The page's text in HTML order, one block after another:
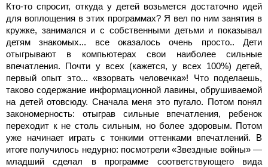
Кто-то спросит, откуда у детей возьмется достаточно идей
для воплощения в этих программах? Я вел по ним занятия в
кружке, занимался и с собственными детьми и показывал
детям знакомых... все оказалось очень просто.. Дети
отыгрывают в компьютерах свои наиболее сильные
впечатления. Почти у всех (кажется, у всех 100%) детей,
первый опыт это... «взорвать человечка»! Что поделаешь,
таково содержание информационной лавины, обрушиваемой
на детей отовсюду. Сначала меня это пугало. Потом понял
закономерность: отыграв сильные впечатления, ребенок
переходит к не столь сильным, но более здоровым. Потом
уже начинает играть с тонкими оттенками впечатлений. В
итоге получилось недурно: посмотрели «Звездные войны» —
младший сделал в программе соответствующего вида